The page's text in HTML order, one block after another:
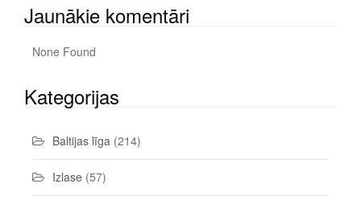
Jaunākie komentāri
None Found
Kategorijas
Baltijas līga (214)
Izlase (57)